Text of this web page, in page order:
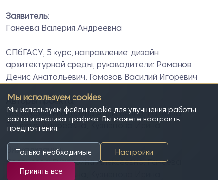
Заявитель:
Ганеева Валерия Андреевна
СПбГАСУ, 5 курс, направление: дизайн
архитектурной среды, руководители: Романов
Денис Анатольевич, Гомозов Василий Игоревич
Авторы проекта:
Белоусова Екатерина Алексеевна, Ганеева
Валерия Андреевна, Кузнецова Ирина
Визуализация:
Белоусова Екатерина Алексеевна, Ганеева
Валерия Андреевна, Кузнецова Ирина
Мы используем cookies
Мы используем файлы cookie для улучшения работы
сайта и анализа трафика. Вы можете настроить
предпочтения.
Только необходимые Настройки
Принять все